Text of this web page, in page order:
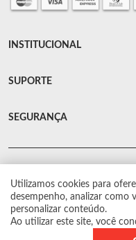
Utilizamos cookies para
desempenho, analizar como
personalizar conteúdo.
Ao utilizar este site, você
INSTITUCIONAL
SUPORTE
SEGURANÇA
© Arsenal Car.
Proibida reprodução total ou